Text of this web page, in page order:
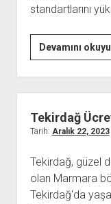
standartlarını
Devamını
Tekirdağ
Tarih: Aralık 22, 2023
Tekirdağ, güzel
olan Marmara
Tekirdağ'da